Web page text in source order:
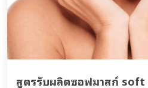
สูตรรับผลิตซอฟมาสก์